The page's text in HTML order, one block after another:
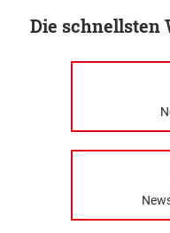
Die schnellsten